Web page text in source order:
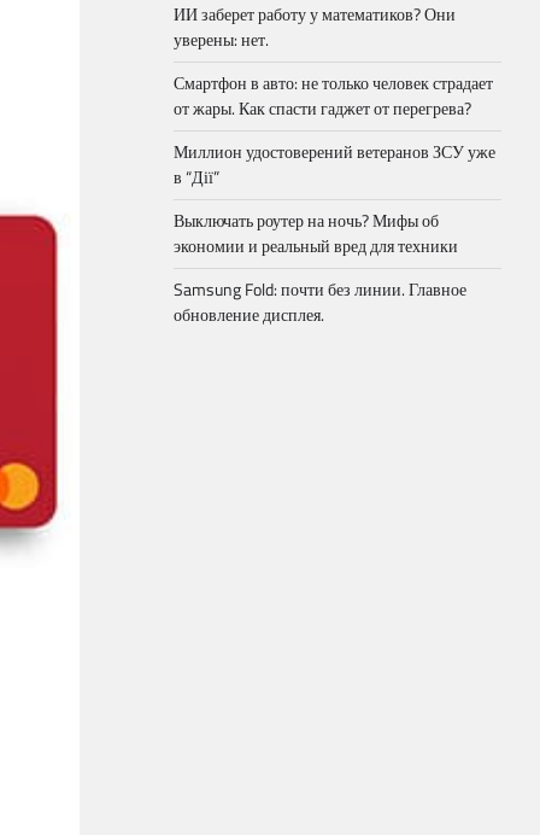
ИИ заберет работу у математиков? Они
уверены: нет.
Смартфон в авто: не только человек страдает
от жары. Как спасти гаджет от перегрева?
Миллион удостоверений ветеранов ЗСУ уже
в “Дії”
Выключать роутер на ночь? Мифы об
экономии и реальный вред для техники
Samsung Fold: почти без линии. Главное
обновление дисплея.